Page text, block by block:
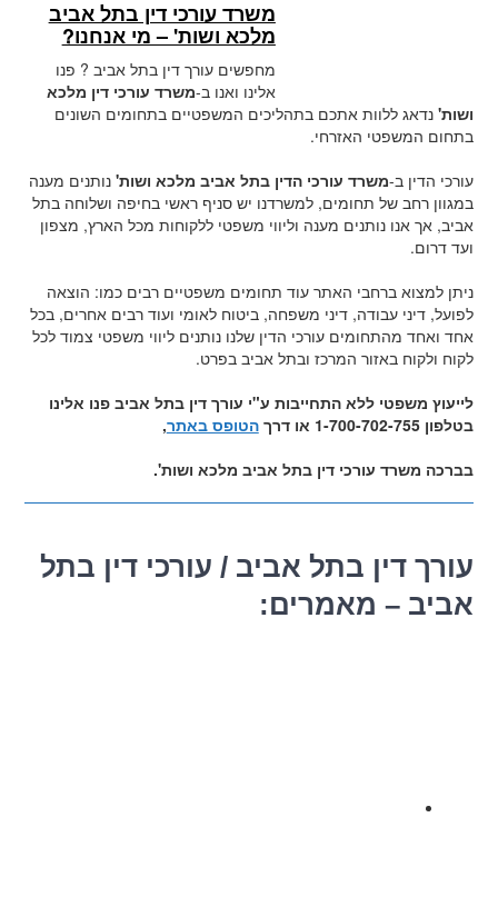
משרד עורכי דין בתל אביב
מלכא ושות' – מי אנחנו?
מחפשים עורך דין בתל אביב ? פנו
אלינו ואנו ב-משרד עורכי דין מלכא
ושות' נדאג ללוות אתכם בתהליכים המשפטיים בתחומים השונים
בתחום המשפטי האזרחי.
עורכי הדין ב-משרד עורכי הדין בתל אביב מלכא ושות'נותנים מענה
במגוון רחב של תחומים, למשרדנו יש סניף ראשי בחיפה ושלוחה בתל
אביב, אך אנו נותנים מענה וליווי משפטי ללקוחות מכל הארץ, מצפון
ועד דרום.
ניתן למצוא ברחבי האתר עוד תחומים משפטיים רבים כמו: הוצאה
לפועל, דיני עבודה, דיני משפחה, ביטוח לאומי ועוד רבים אחרים, בכל
אחד ואחד מהתחומים עורכי הדין שלנו נותנים ליווי משפטי צמוד לכל
לקוח ולקוח באזור המרכז ובתל אביב בפרט.
לייעוץ משפטי ללא התחייבות ע"י עורך דין בתל אביב פנו אלינו
בטלפון 1-700-702-755 או דרך
הטופס באתר,
בברכה משרד עורכי דין בתל אביב מלכא ושות'.
עורך דין בתל אביב / עורכי דין בתל
אביב – מאמרים: